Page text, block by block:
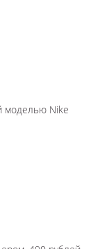
моделью Nike